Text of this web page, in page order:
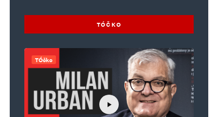
TÓČKO
TÓčko